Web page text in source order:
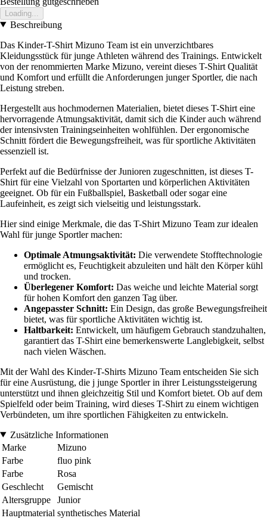
Loading...
Beschreibung
Das Kinder-T-Shirt Mizuno Team ist ein unverzichtbares
Kleidungsstück für junge Athleten während des Trainings. Entwickelt
von der renommierten Marke Mizuno, vereint dieses T-Shirt Qualität
und Komfort und erfüllt die Anforderungen junger Sportler, die nach
Leistung streben.
Hergestellt aus hochmodernen Materialien, bietet dieses T-Shirt eine
hervorragende Atmungsaktivität, damit sich die Kinder auch während
der intensivsten Trainingseinheiten wohlfühlen. Der ergonomische
Schnitt fördert die Bewegungsfreiheit, was für sportliche Aktivitäten
essenziell ist.
Perfekt auf die Bedürfnisse der Junioren zugeschnitten, ist dieses T-
Shirt für eine Vielzahl von Sportarten und körperlichen Aktivitäten
geeignet. Ob für ein Fußballspiel, Basketball oder sogar eine
Laufeinheit, es zeigt sich vielseitig und leistungsstark.
Hier sind einige Merkmale, die das T-Shirt Mizuno Team zur idealen
Wahl für junge Sportler machen:
Optimale Atmungsaktivität: Die verwendete Stofftechnologie
ermöglicht es, Feuchtigkeit abzuleiten und hält den Körper kühl
und trocken.
Überlegener Komfort: Das weiche und leichte Material sorgt
für hohen Komfort den ganzen Tag über.
Angepasster Schnitt: Ein Design, das große Bewegungsfreiheit
bietet, was für sportliche Aktivitäten wichtig ist.
Haltbarkeit: Entwickelt, um häufigem Gebrauch standzuhalten,
garantiert das T-Shirt eine bemerkenswerte Langlebigkeit, selbst
nach vielen Wäschen.
Mit der Wahl des Kinder-T-Shirts Mizuno Team entscheiden Sie sich
für eine Ausrüstung, die j junge Sportler in ihrer Leistungssteigerung
unterstützt und ihnen gleichzeitig Stil und Komfort bietet. Ob auf dem
Spielfeld oder beim Training, wird dieses T-Shirt zu einem wichtigen
Verbündeten, um ihre sportlichen Fähigkeiten zu entwickeln.
Zusätzliche Informationen
Marke
Mizuno
Farbe
fluo pink
Farbe
Rosa
Geschlecht
Gemischt
Altersgruppe
Junior
Hauptmaterial synthetisches Material